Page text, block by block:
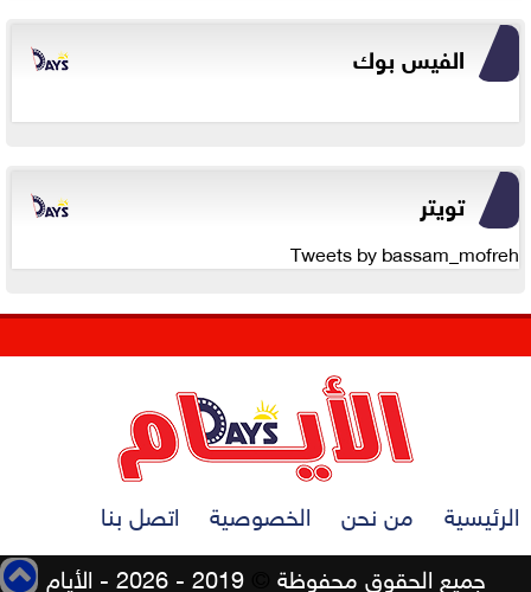
الفيس بوك
تويتر
Tweets by bassam_mofreh
الرئيسية من نحن الخصوصية
اتصل بنا
جميع الحقوق محفوظة
2019 - 2026 - الأيام